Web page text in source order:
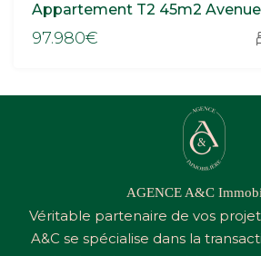
97.980€
AGENCE A&C
Véritable partenaire de vos
A&C se spécialise dans la